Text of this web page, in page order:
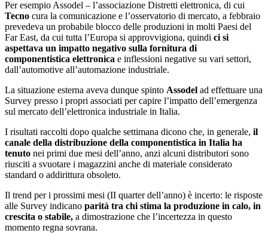
Per esempio Assodel – l’associazione Distretti elettronica, di cui
Tecno cura la comunicazione e l’osservatorio di mercato, a febbraio
prevedeva un probabile blocco delle produzioni in molti Paesi del
Far East, da cui tutta l’Europa si approvvigiona, quindi ci si
aspettava un impatto negativo sulla fornitura di
componentistica elettronica e inflessioni negative su vari settori,
dall’automotive all’automazione industriale.
La situazione esterna aveva dunque spinto Assodel ad effettuare una
Survey presso i propri associati per capire l’impatto dell’emergenza
sul mercato dell’elettronica industriale in Italia.
I risultati raccolti dopo qualche settimana dicono che, in generale, il
canale della distribuzione della componentistica in Italia ha
tenuto nei primi due mesi dell’anno, anzi alcuni distributori sono
riusciti a svuotare i magazzini anche di materiale considerato
standard o addirittura obsoleto.
Il trend per i prossimi mesi (II quarter dell’anno) è incerto: le risposte
alle Survey indicano parità tra chi stima la produzione in calo, in
crescita o stabile, a dimostrazione che l’incertezza in questo
momento regna sovrana.